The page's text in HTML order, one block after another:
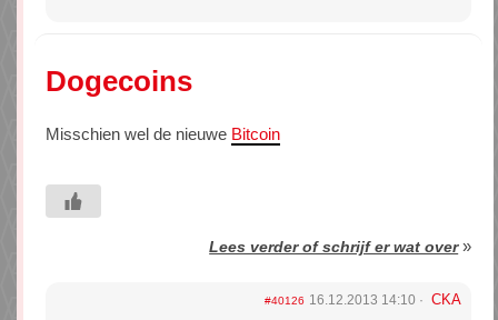
Dogecoins
Misschien wel de nieuwe Bitcoin
Lees verder of schrijf er wat over»
#40126 16.12.2013 14:10 CKA